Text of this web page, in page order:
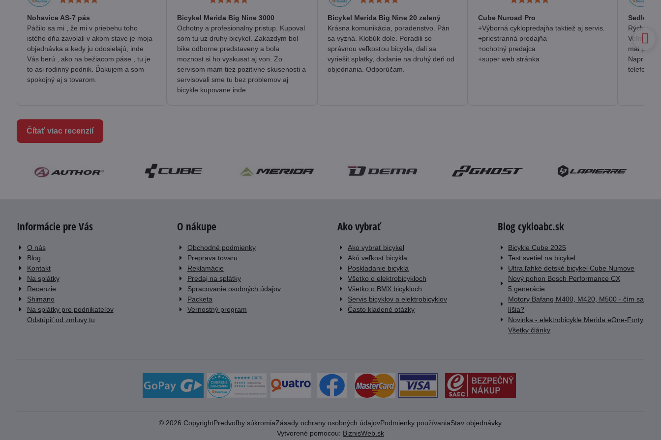
Nohavice AS-7 pás
Páčilo sa mi , že mi v priebehu toho
istého dňa zavolali v akom stave je moja
objednávka a kedy ju odosielajú, inde
Vás berú , ako na bežiacom páse , tu je
to asi rodinný podnik. Ďakujem a som
spokojný aj s tovarom.
/
5
Bicykel Merida Big Nine 3000
Ochotny a profesionalny pristup. Kupoval
som tu uz druhy bicykel. Zakazdym bol
bike odborne predstaveny a bola
moznost si ho vyskusat aj von. Zo
servisom mam tiez pozitivne skusenosti a
servisovali sme tu bez problemov aj
bicykle kupovane inde.
/
5
Bicykel Merida Big Nine 20 zelený
Krásna komunikácia, poradenstvo. Pán
sa vyzná. Klobúk dole. Poradili so
správnou veľkosťou bicykla, dali sa
vyriešit splatky, dodanie na druhý deň od
objednania. Odporúčam.
Cube Nuroad Pro
+Výborná cyklopredajňa taktiež aj servis.
+priestranná predajňa
+ochotný predajca
+super web stránka
Sedlo
Rýchlosť,
Veľmi
mal
Napriek
Čítať viac recenzií
Informácie pre Vás
O nás
Blog
Kontakt
Na splátky
Recenzie
Shimano
Na splátky pre podnikateľov
Odstúpiť od zmluvy tu
O nákupe
Obchodné podmienky
Preprava tovaru
Reklamácie
Predaj na splátky
Spracovanie osobných údajov
Packeta
Vernostný program
Ako vybrať
Ako vybrať bicykel
Akú veľkosť bicykla
Poskladanie bicykla
Všetko o elektrobicykloch
Všetko o BMX bicykloch
Servis bicyklov a elektrobicyklov
Často kladené otázky
Blog cykloabc.sk
Bicykle Cube 2025
Test svetiel na bicykel
Ultra ľahké detské bicykel Cube Numove
Nový pohon Bosch Performance CX
5.generácie
Motory Bafang M400, M420, M500 - čím sa
líšia?
Novinka - elektrobicykle Merida eOne-Forty
Všetky články
© 2026 CopyrightPredvoľby súkromiaZásady ochrany osobných údajovPodmienky používaniaStav objednávky
Vytvorené pomocou: BiznisWeb.sk